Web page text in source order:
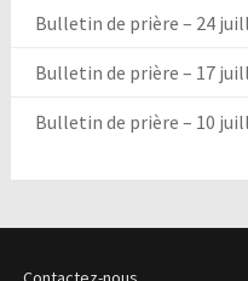
Bulletin de prière – 24
Bulletin de prière – 17
Bulletin de prière – 10